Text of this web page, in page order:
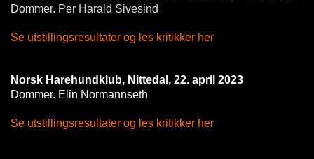
Dommer. Per Harald Sivesind
Se utstillingsresultater og les kritikker her
Norsk Harehundklub, Nittedal, 22. april 2023
Dommer. Elin Normannseth
Se utstillingsresultater og les kritikker her